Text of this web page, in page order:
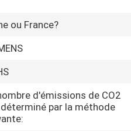
ou France?
d'émissions de CO2
par la méthode